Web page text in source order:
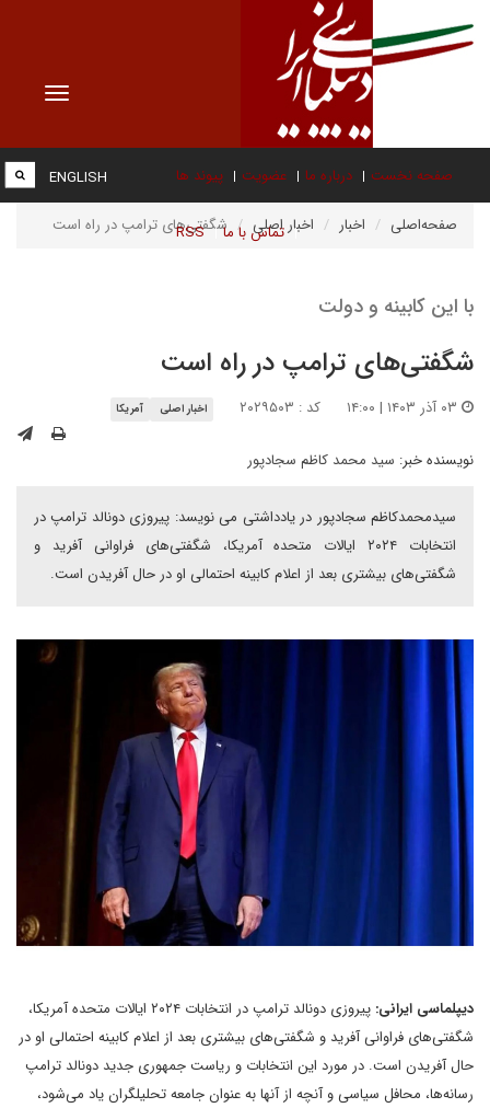
Toggle
صفحه نخست درباره ما عضویت پیوند ها
تماس با ما RSS
ENGLISH
صفحه‌اصلی اخبار اخبار اصلی شگفتی‌های ترامپ در راه است
با این کابینه و دولت
شگفتی‌های ترامپ در راه است
کد : ۲۰۲۹۵۰۳ اخبار اصلی آمریکا
نویسنده خبر: سید محمد کاظم سجادپور
سیدمحمدکاظم سجادپور در یادداشتی می نویسد: پیروزی دونالد ترامپ در
انتخابات ۲۰۲۴ ایالات متحده آمریکا، شگفتی‌های فراوانی آفرید و
شگفتی‌های بیشتری بعد از اعلام کابینه احتمالی او در حال آفریدن است.
دیپلماسی ایرانی:
پیروزی دونالد ترامپ در انتخابات ۲۰۲۴ ایالات متحده آمریکا،
شگفتی‌های فراوانی آفرید و شگفتی‌های بیشتری بعد از اعلام کابینه احتمالی او در
حال آفریدن است. در مورد این انتخابات و ریاست جمهوری جدید دونالد ترامپ
رسانه‌ها، محافل سیاسی و آنچه از آنها به عنوان جامعه تحلیلگران یاد می‌شود،